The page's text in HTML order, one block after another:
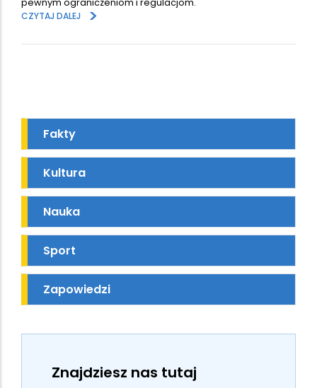
CZYTAJ DALEJ
>
Fakty
Kultura
Nauka
Sport
Zapowiedzi
Znajdziesz nas tutaj